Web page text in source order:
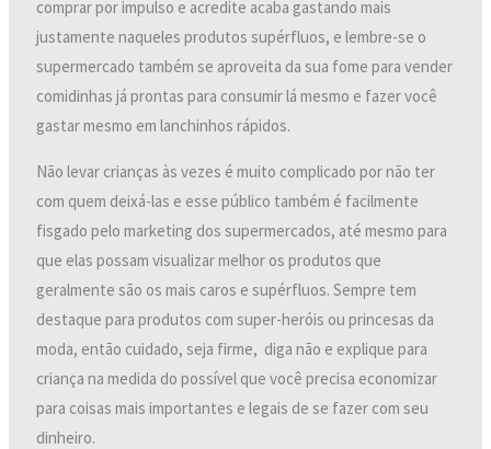
comprar por impulso e acredite acaba gastando mais
justamente naqueles produtos supérfluos, e lembre-se o
supermercado também se aproveita da sua fome para vender
comidinhas já prontas para consumir lá mesmo e fazer você
gastar mesmo em lanchinhos rápidos.
Não levar crianças às vezes é muito complicado por não ter
com quem deixá-las e esse público também é facilmente
fisgado pelo marketing dos supermercados, até mesmo para
que elas possam visualizar melhor os produtos que
geralmente são os mais caros e supérfluos. Sempre tem
destaque para produtos com super-heróis ou princesas da
moda, então cuidado, seja firme, diga não e explique para
criança na medida do possível que você precisa economizar
para coisas mais importantes e legais de se fazer com seu
dinheiro.